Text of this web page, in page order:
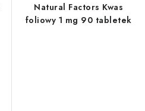
Natural Factors Kwas
foliowy 1 mg 90 tabletek